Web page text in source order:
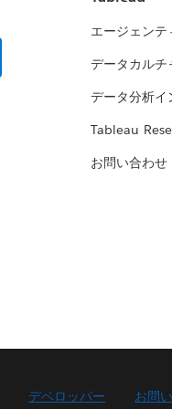
エージェン
データカルチ
データ分析イ
Tableau
お問い合わせ
デベロッパー お問